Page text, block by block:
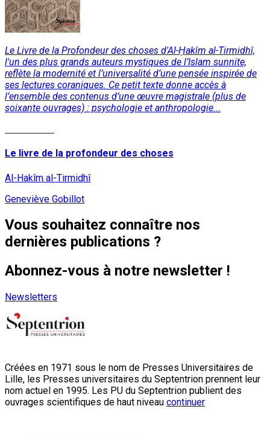
Le Livre de la Profondeur des choses d'Al-ῌakîm al-Tirmidhî,
l'un des plus grands auteurs mystiques de l’Islam sunnite,
reflète la modernité et l’universalité d’une pensée inspirée de
ses lectures coraniques. Ce petit texte donne accès à
l’ensemble des contenus d’une œuvre magistrale (plus de
soixante ouvrages) : psychologie et anthropologie...
Le livre de la profondeur des choses
Al-Hakîm al-Tirmidhî
Geneviève Gobillot
Vous souhaitez connaître nos
dernières publications ?
Abonnez-vous à notre newsletter !
Newsletters
Créées en 1971 sous le nom de Presses Universitaires de
Lille, les Presses universitaires du Septentrion prennent leur
nom actuel en 1995. Les PU du Septentrion publient des
ouvrages scientifiques de haut niveau continuer